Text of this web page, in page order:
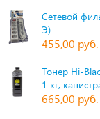
Сетевой
Э)
455,00 руб.
Тонер Hi-
1 кг,
665,00 руб.